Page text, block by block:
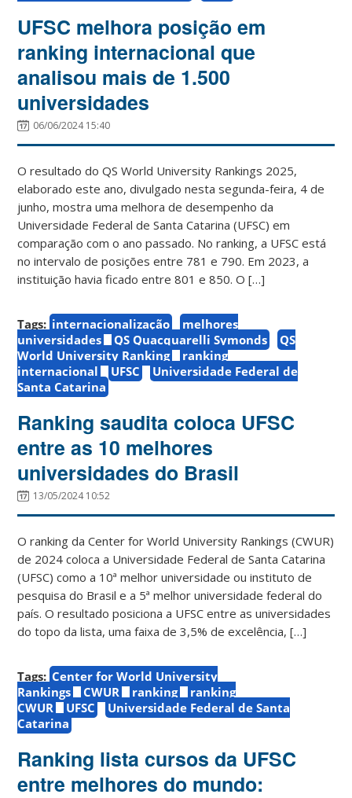
UFSC melhora posição em
ranking internacional que
analisou mais de 1.500
universidades
06/06/2024 15:40
O resultado do QS World University Rankings 2025,
elaborado este ano, divulgado nesta segunda-feira, 4 de
junho, mostra uma melhora de desempenho da
Universidade Federal de Santa Catarina (UFSC) em
comparação com o ano passado. No ranking, a UFSC está
no intervalo de posições entre 781 e 790. Em 2023, a
instituição havia ficado entre 801 e 850. O […]
Tags: internacionalização
melhores
universidades
QS Quacquarelli Symonds
QS
World University Ranking
ranking
internacional
UFSC
Universidade Federal de
Santa Catarina
Ranking saudita coloca UFSC
entre as 10 melhores
universidades do Brasil
13/05/2024 10:52
O ranking da Center for World University Rankings (CWUR)
de 2024 coloca a Universidade Federal de Santa Catarina
(UFSC) como a 10ª melhor universidade ou instituto de
pesquisa do Brasil e a 5ª melhor universidade federal do
país. O resultado posiciona a UFSC entre as universidades
do topo da lista, uma faixa de 3,5% de excelência, […]
Tags: Center for World University
Rankings
CWUR ranking
ranking
CWUR
UFSC
Universidade Federal de Santa
Catarina
Ranking lista cursos da UFSC
entre melhores do mundo: